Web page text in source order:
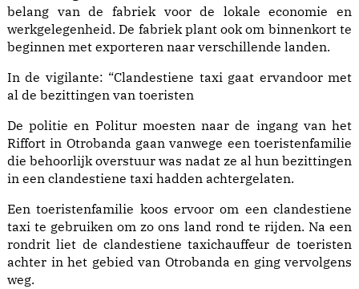
belang van de fabriek voor de lokale economie en
werkgelegenheid. De fabriek plant ook om binnenkort te
beginnen met exporteren naar verschillende landen.
In de vigilante: “Clandestiene taxi gaat ervandoor met
al de bezittingen van toeristen
De politie en Politur moesten naar de ingang van het
Riffort in Otrobanda gaan vanwege een toeristenfamilie
die behoorlijk overstuur was nadat ze al hun bezittingen
in een clandestiene taxi hadden achtergelaten.
Een toeristenfamilie koos ervoor om een clandestiene
taxi te gebruiken om zo ons land rond te rijden. Na een
rondrit liet de clandestiene taxichauffeur de toeristen
achter in het gebied van Otrobanda en ging vervolgens
weg.